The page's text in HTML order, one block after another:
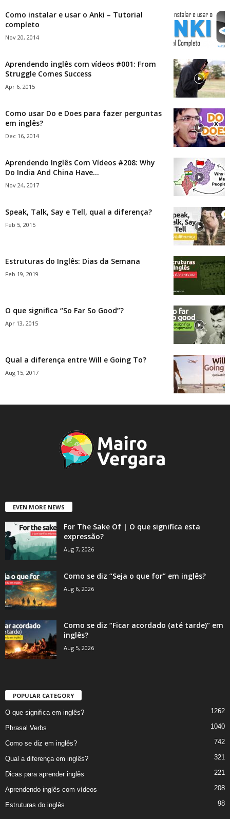
Como instalar e usar o Anki – Tutorial
completo
Nov 20, 2014
Aprendendo inglês com vídeos #001: From
Struggle Comes Success
Apr 6, 2015
Como usar Do e Does para fazer perguntas
em inglês?
Dec 16, 2014
Aprendendo Inglês Com Vídeos #208: Why
Do India And China Have...
Nov 24, 2017
Speak, Talk, Say e Tell, qual a diferença?
Feb 5, 2015
Estruturas do Inglês: Dias da Semana
Feb 19, 2019
O que significa “So Far So Good”?
Apr 13, 2015
Qual a diferença entre Will e Going To?
Aug 15, 2017
EVEN MORE NEWS
For The Sake Of | O que significa esta
expressão?
Aug 7, 2026
Como se diz “Seja o que for” em inglês?
Aug 6, 2026
Como se diz “Ficar acordado (até tarde)” em
inglês?
Aug 5, 2026
POPULAR CATEGORY
O que significa em inglês? 1262
Phrasal Verbs 1040
Como se diz em inglês? 742
Qual a diferença em inglês? 321
Dicas para aprender inglês 221
Aprendendo inglês com vídeos 208
Estruturas do inglês 98